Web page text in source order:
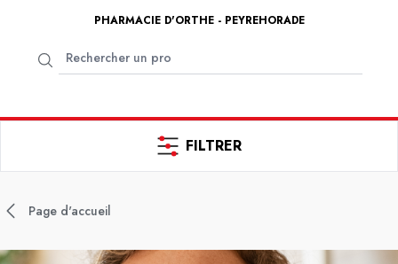
PHARMACIE D'ORTHE - PEYREHORADE
FILTRER
Page d'accueil